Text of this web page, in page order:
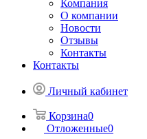
Компания
О компании
Новости
Отзывы
Контакты
Контакты
Личный кабинет
Корзина0
Отложенные0